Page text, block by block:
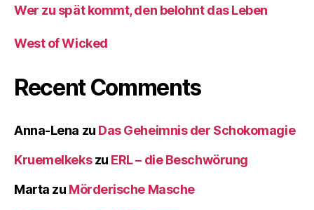
Wer zu spät kommt, den belohnt das Leben
West of Wicked
Recent Comments
Anna-Lena zu Das Geheimnis der Schokomagie
Kruemelkekszu ERL – die Beschwörung
Marta zu Mörderische Masche